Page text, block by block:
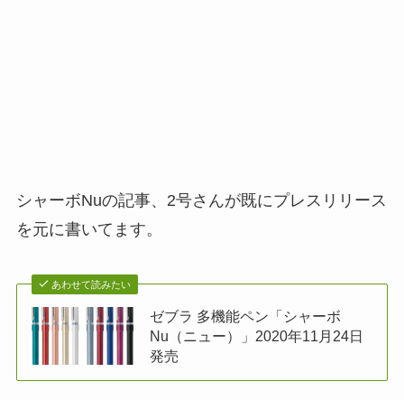
シャーボNuの記事、2号さんが既にプレスリリース
を元に書いてます。
あわせて読みたい
ゼブラ 多機能ペン「シャーボ
Nu（ニュー）」2020年11月24日
発売